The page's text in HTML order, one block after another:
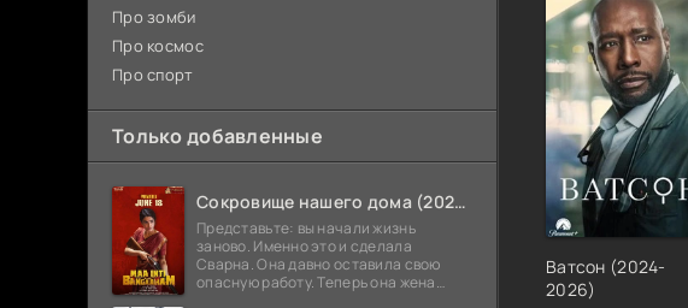
Ватсон (2024-
2026)
Про зомби
Про космос
Про спорт
Только добавленные
Сокровище нашего дома (2026)
Представьте: вы начали жизнь
заново. Именно это и сделала
Сварна. Она давно оставила свою
опасную работу. Теперь она жена